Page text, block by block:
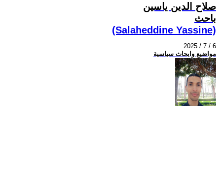
صلاح الدين ياسين
باحث
(Salaheddine Yassine)
2025 / 7 / 6
مواضيع وابحاث سياسية